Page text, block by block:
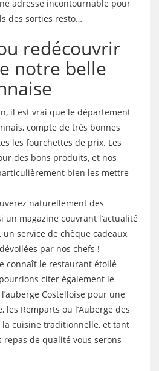
adresse incontournable pour
des sorties resto…
redécouvrir
notre belle
il est vrai que le département
compte de très bonnes
les fourchettes de prix. Les
des bons produits, et nos
bien les mettre
naturellement des
un magazine couvrant l’actualité
service de chèque cadeaux,
par nos chefs !
connaît le restaurant étoilé
citer également le
Costelloise pour une
Remparts ou l’Auberge des
la cuisine traditionnelle, et tant
repas de qualité vous serons